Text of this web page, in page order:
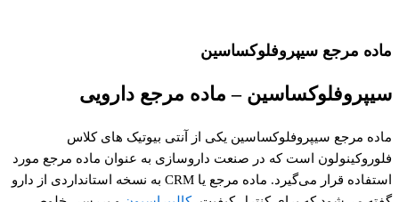
ماده مرجع سیپروفلوکساسین
سیپروفلوکساسین – ماده مرجع دارویی
ماده مرجع سیپروفلوکساسین یکی از آنتی‌ بیوتیک‌ های کلاس
فلوروکینولون است که در صنعت داروسازی به عنوان ماده مرجع مورد
استفاده قرار می‌گیرد. ماده مرجع یا CRM به نسخه استانداردی از دارو